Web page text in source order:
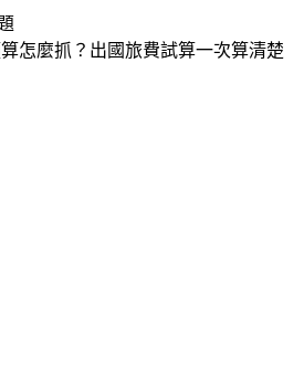
怎麼抓？出國旅費試算一次算清楚